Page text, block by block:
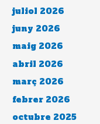
juliol 2026
juny 2026
maig 2026
abril 2026
març 2026
febrer 2026
octubre 2025